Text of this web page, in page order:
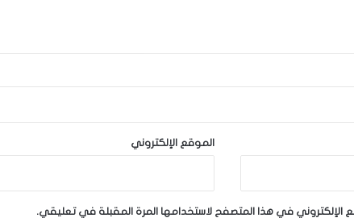
الموقع الإلكتروني
الإلكتروني في هذا المتصفح لاستخدامها المرة المقبلة في تعليقي.